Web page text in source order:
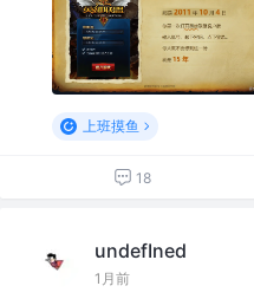
上班摸鱼
18
undefIned
1月前